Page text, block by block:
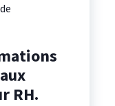
RH.